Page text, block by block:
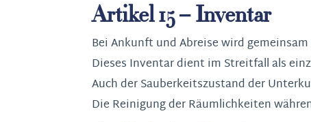
Artikel 15 – Inventar
Bei Ankunft und Abreise wird
Dieses Inventar dient im Streitfall als
Auch der Sauberkeitszustand der
Die Reinigung der Räumlichkeiten